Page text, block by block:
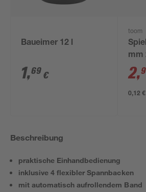
Baueimer 12 l
1,69 €
toom
mm
2,
0,12
Beschreibung
praktische Einhandbedienung
inklusive 4 flexibler Spannbacken
mit automatisch aufrollendem Band